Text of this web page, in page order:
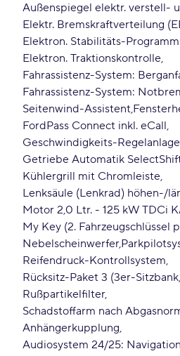
Außenspiegel elektr. verstell-
Elektr. Bremskraftverteilung
Elektron. Stabilitäts-Programm
Elektron. Traktionskontrolle
Fahrassistenz-System:
Fahrassistenz-System:
Seitenwind-Assistent
FordPass Connect inkl. eCall
Geschwindigkeits-
Getriebe Automatik
Kühlergrill mit Chromleiste
Lenksäule (Lenkrad) höhen-/
Motor 2,0 Ltr. - 125 kW TDCi
My Key (2. Fahrzeugschlüssel
Nebelscheinwerfer
Reifendruck-Kontrollsystem
Rücksitz-Paket 3 (3er-
Rußpartikelfilter
Schadstoffarm nach
Anhängerkupplung
Audiosystem 24/25: